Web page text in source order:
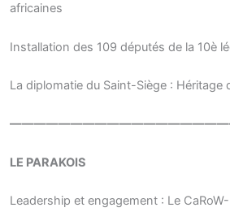
africaines
Installation des 109 députés de la 10è
La diplomatie du Saint-Siège : Héritage
LE PARAKOIS
Leadership et engagement : Le